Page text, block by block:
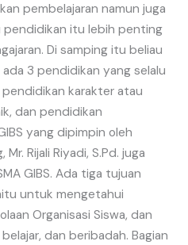
pembelajaran namun juga
pendidikan itu lebih penting
Di samping itu beliau
3 pendidikan yang selalu
karakter atau
dan pendidikan
yang dipimpin oleh
Rijali Riyadi, S.Pd. juga
GIBS. Ada tiga tujuan
untuk mengetahui
Organisasi Siswa, dan
dan beribadah. Bagian